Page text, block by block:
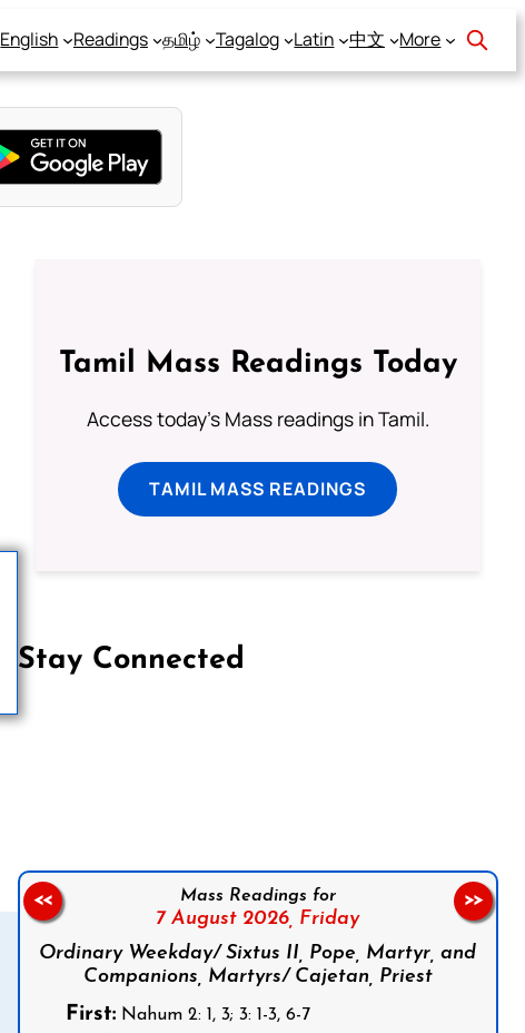
English Readings தமிழ் Tagalog Latin 中文 More
Tamil Mass Readings Today
Access today's Mass readings in Tamil.
TAMIL MASS READINGS
Stay Connected
Mass Readings for
7 August 2026, Friday
Ordinary Weekday/ Sixtus II, Pope, Martyr, and
Companions, Martyrs/ Cajetan, Priest
First:Nahum 2: 1, 3; 3: 1-3, 6-7
<< >>